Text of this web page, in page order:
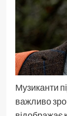
Музиканти
важливо